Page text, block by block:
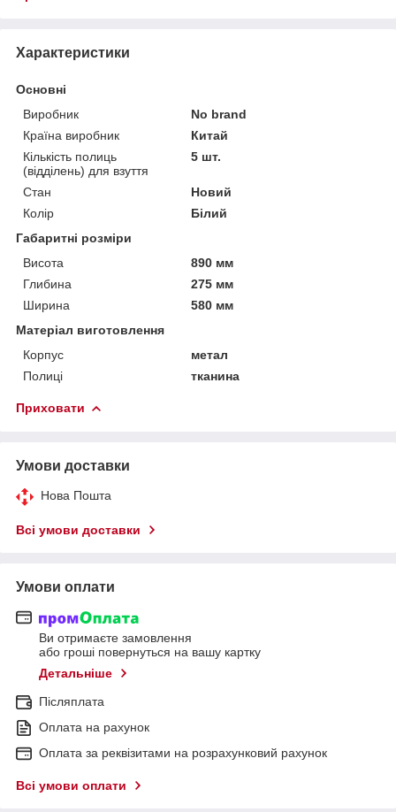
Характеристики
Основні
Виробник
No brand
Країна виробник
Китай
Кількість полиць
(відділень) для взуття
5 шт.
Стан
Новий
Колір
Білий
Габаритні розміри
Висота
890 мм
Глибина
275 мм
Ширина
580 мм
Матеріал виготовлення
Корпус
метал
Полиці
тканина
Приховати
Умови доставки
Нова Пошта
Всі умови доставки
Умови оплати
Ви отримаєте замовлення
або гроші повернуться на вашу картку
Детальніше
Післяплата
Оплата на рахунок
Оплата за реквізитами на розрахунковий рахунок
Всі умови оплати